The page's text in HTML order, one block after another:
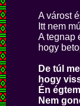
A várost
Itt nem
A tegnap
hogy
De túl
hogy
Én
Nem